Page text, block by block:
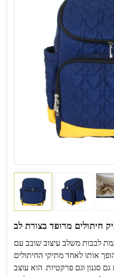
חיתולים מרופד בצורת לב
לבבות משלב עיצוב שובב עם
אותו לאחד מתיקי החיתולים
גם סגנון וגם פרקטיות. הוא עוצב